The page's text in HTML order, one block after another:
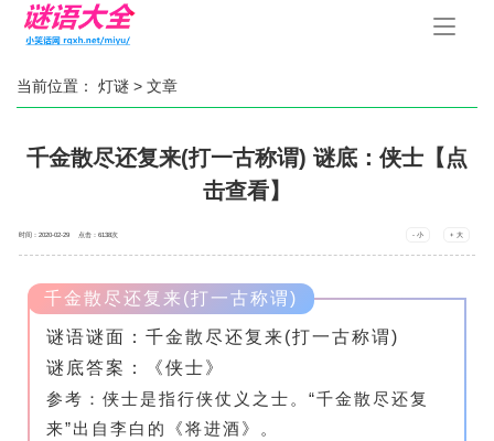
手
当前位置： 灯谜 > 文章
千金散尽还复来(打一古称谓) 谜底：侠士【点
击查看】
时间：2020-02-29 点击：6138次 - 小 + 大
千金散尽还复来(打一古称谓)
谜语谜面：千金散尽还复来(打一古称谓)
谜底答案：《侠士》
参考：侠士是指行侠仗义之士。“千金散尽还复
来”出自李白的《将进酒》。